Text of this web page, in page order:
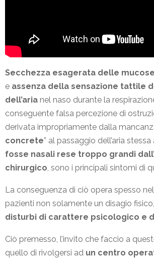
Secchezza esagerata delle mucose
e assenza della sensazione tattile
dell’aria nel naso durante la
conseguente falsa percezione di
derivata impropriamente dalla
concrete” al passaggio dell’aria stessa
fosse nasali rese troppo grandi
chirurgico, sono i principali sintomi di
La conseguenza di ciò opera spesso
pazienti non solamente un disagio
disturbi di carattere psicologico e
Ciò premesso, l’invito che faccio a
quello di rivolgersi ad un centro